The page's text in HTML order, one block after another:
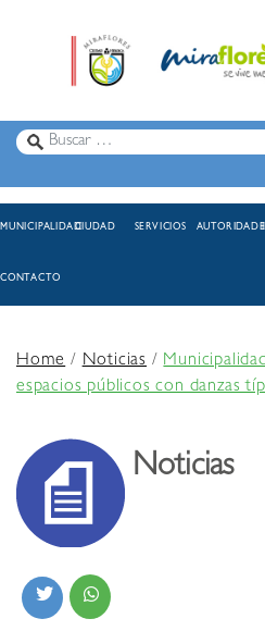
MUNICIPALIDADCIUDAD SERVICIOS
CONTACTO
Home/Noticias /
espacios públicos con danzas
Noticias